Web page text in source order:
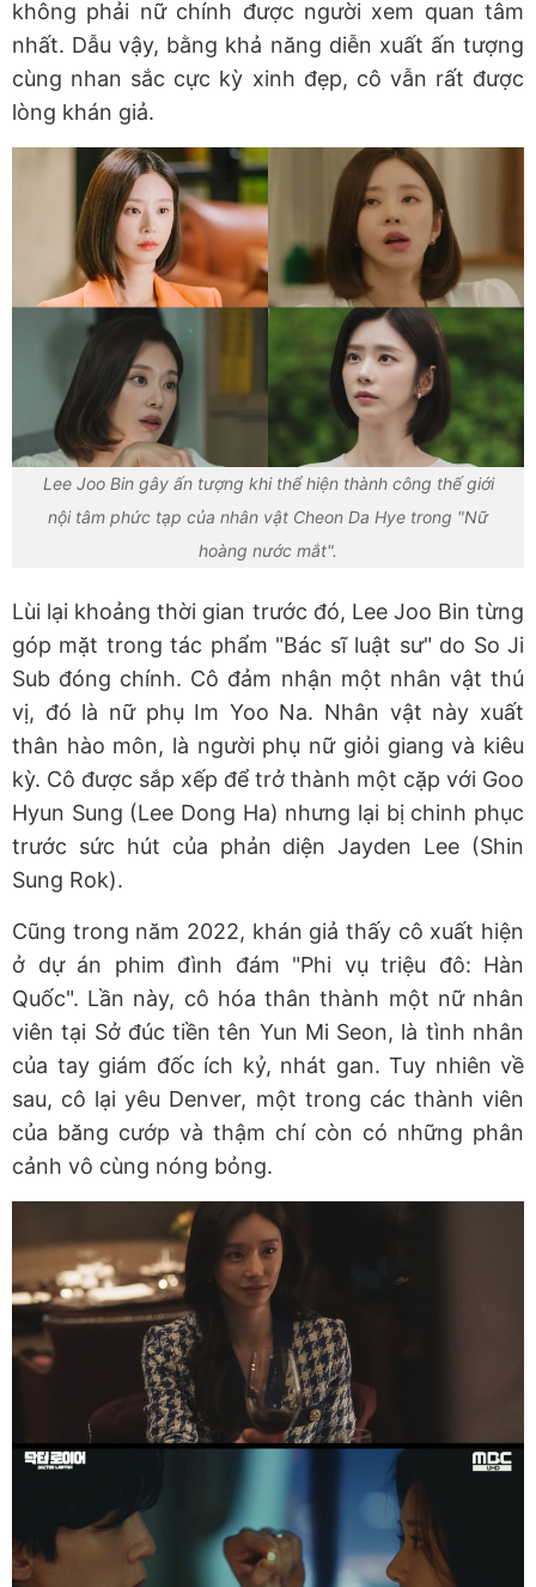
không phải nữ chính được người xem quan tâm
nhất. Dẫu vậy, bằng khả năng diễn xuất ấn tượng
cùng nhan sắc cực kỳ xinh đẹp, cô vẫn rất được
lòng khán giả.
Lee Joo Bin gây ấn tượng khi thể hiện thành công thế giới
nội tâm phức tạp của nhân vật Cheon Da Hye trong "Nữ
hoàng nước mắt".
Lùi lại khoảng thời gian trước đó, Lee Joo Bin từng
góp mặt trong tác phẩm "Bác sĩ luật sư" do So Ji
Sub đóng chính. Cô đảm nhận một nhân vật thú
vị, đó là nữ phụ Im Yoo Na. Nhân vật này xuất
thân hào môn, là người phụ nữ giỏi giang và kiêu
kỳ. Cô được sắp xếp để trở thành một cặp với Goo
Hyun Sung (Lee Dong Ha) nhưng lại bị chinh phục
trước sức hút của phản diện Jayden Lee (Shin
Sung Rok).
Cũng trong năm 2022, khán giả thấy cô xuất hiện
ở dự án phim đình đám "Phi vụ triệu đô: Hàn
Quốc". Lần này, cô hóa thân thành một nữ nhân
viên tại Sở đúc tiền tên Yun Mi Seon, là tình nhân
của tay giám đốc ích kỷ, nhát gan. Tuy nhiên về
sau, cô lại yêu Denver, một trong các thành viên
của băng cướp và thậm chí còn có những phân
cảnh vô cùng nóng bỏng.